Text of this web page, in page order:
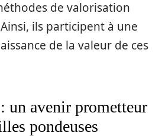
de valorisation
ils participent à une
de la valeur de ces
un avenir prometteur
pondeuses